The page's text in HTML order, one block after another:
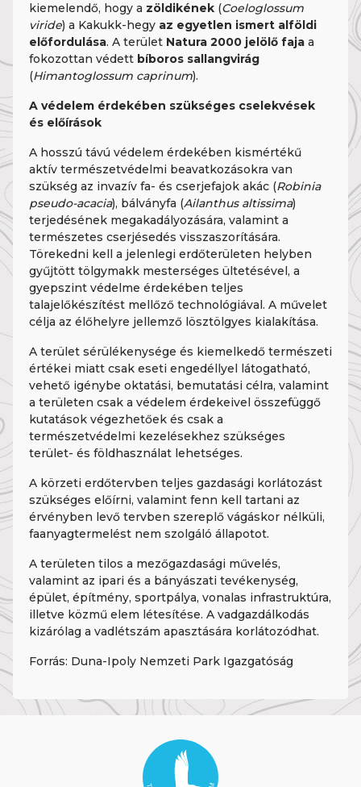
kiemelendő, hogy a zöldikének (Coeloglossum
viride) a Kakukk-hegy az egyetlen ismert alföldi
előfordulása. A terület Natura 2000 jelölő faja a
fokozottan védett bíboros sallangvirág
(Himantoglossum caprinum).
A védelem érdekében szükséges cselekvések
és előírások
A hosszú távú védelem érdekében kismértékű
aktív természetvédelmi beavatkozásokra van
szükség az invazív fa- és cserjefajok akác (Robinia
pseudo-acacia), bálványfa (Ailanthus altissima)
terjedésének megakadályozására, valamint a
természetes cserjésedés visszaszorítására.
Törekedni kell a jelenlegi erdőterületen helyben
gyűjtött tölgymakk mesterséges ültetésével, a
gyepszint védelme érdekében teljes
talajelőkészítést mellőző technológiával. A művelet
célja az élőhelyre jellemző lösztölgyes kialakítása.
A terület sérülékenysége és kiemelkedő természeti
értékei miatt csak eseti engedéllyel látogatható,
vehető igénybe oktatási, bemutatási célra, valamint
a területen csak a védelem érdekeivel összefüggő
kutatások végezhetőek és csak a
természetvédelmi kezelésekhez szükséges
terület- és földhasználat lehetséges.
A körzeti erdőtervben teljes gazdasági korlátozást
szükséges előírni, valamint fenn kell tartani az
érvényben levő tervben szereplő vágáskor nélküli,
faanyagtermelést nem szolgáló állapotot.
A területen tilos a mezőgazdasági művelés,
valamint az ipari és a bányászati tevékenység,
épület, építmény, sportpálya, vonalas infrastruktúra,
illetve közmű elem létesítése. A vadgazdálkodás
kizárólag a vadlétszám apasztására korlátozódhat.
Forrás: Duna-Ipoly Nemzeti Park Igazgatóság